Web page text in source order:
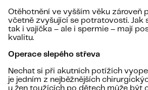
Otěhotnění ve vyšším věku zároveň
včetně zvyšující se potratovosti. Jak
tak i vajíčka – ale i spermie – mají
kvalitu.
Operace slepého střeva
Nechat si při akutních potížích
je jedním z nejběžnějších
u žen toužících po dětech může být